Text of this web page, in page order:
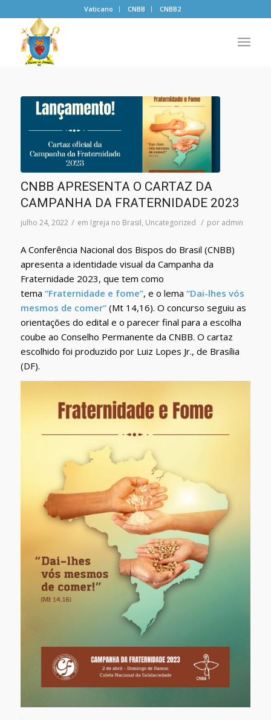
Vaticano CNBB CNBB2
CNBB APRESENTA O CARTAZ DA
CAMPANHA DA FRATERNIDADE 2023
julho 24, 2022 / em Igreja no Brasil, Uncategorized / por admin
A Conferência Nacional dos Bispos do Brasil (CNBB)
apresenta a identidade visual da Campanha da
Fraternidade 2023, que tem como
tema “Fraternidade e fome”, e o lema “Dai-lhes vós
mesmos de comer”(Mt 14,16). O concurso seguiu as
orientações do edital e o parecer final para a escolha
coube ao Conselho Permanente da CNBB. O cartaz
escolhido foi produzido por Luiz Lopes Jr., de Brasília
(DF).